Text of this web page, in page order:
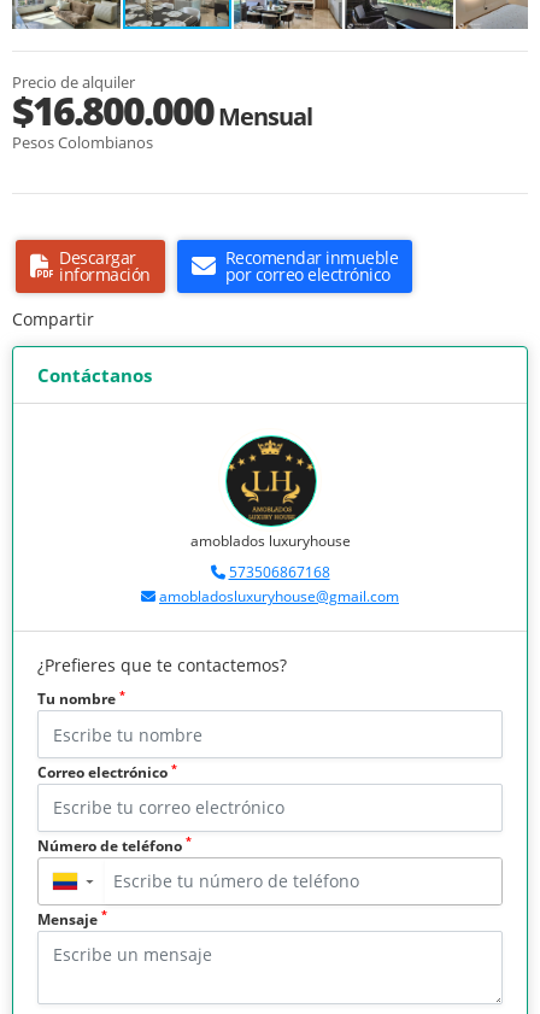
Precio de alquiler
$16.800.000Mensual
Pesos Colombianos
Descargar
información
Recomendar inmueble
por correo electrónico
Compartir
Contáctanos
amoblados luxuryhouse
573506867168
amobladosluxuryhouse@gmail.com
¿Prefieres que te contactemos?
Tu nombre *
Correo electrónico *
Número de teléfono *
▼
Mensaje *